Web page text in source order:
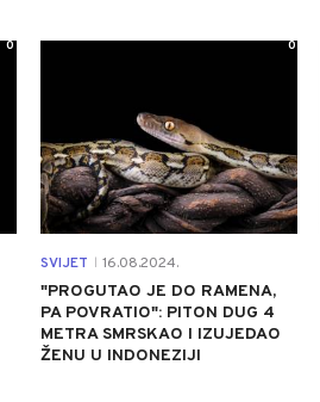
0
SVIJET 16.08.2024.
"PROGUTAO JE DO RAMENA,
PA POVRATIO": PITON DUG 4
METRA SMRSKAO I IZUJEDAO
ŽENU U INDONEZIJI
0